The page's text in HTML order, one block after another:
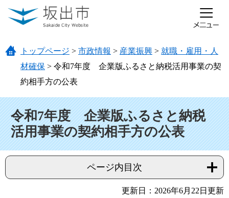
ページの先頭です。
メニューを飛ばして本文へ
トップページ > 市政情報 > 産業振興 > 就職・雇用・人
材確保 > 令和7年度 企業版ふるさと納税活用事業の契
約相手方の公表
令和7年度 企業版ふるさと納税
活用事業の契約相手方の公表
ページ内目次
更新日：2026年6月22日更新